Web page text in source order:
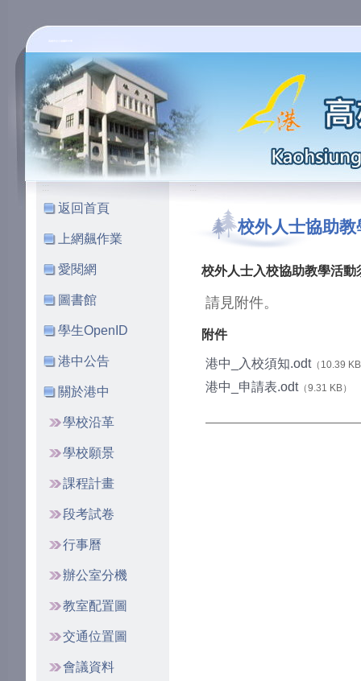
:::
返回首頁
上網飆作業
愛閱網
圖書館
學生OpenID
港中公告
關於港中
學校沿革
學校願景
課程計畫
段考試卷
行事曆
辦公室分機
教室配置圖
交通位置圖
會議資料
:::
校外人士協助教
校外人士入校協助教學活動
請見附件。
附件
港中_入校須知.odt（10.39
港中_申請表.odt（9.31 KB）